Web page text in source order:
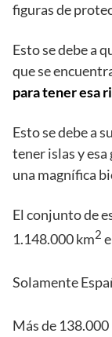
figuras de
Esto se debe a
que se
para tener esa
Esto se debe a
tener islas y esa
una magnífica
El conjunto de
1.148.000 km2
Solamente
Más de 138.000